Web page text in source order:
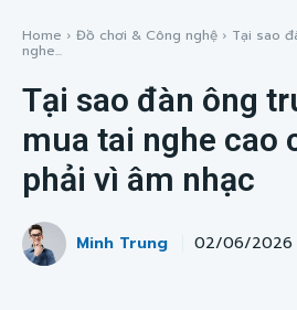
Home Đồ chơi & Công nghệ Tại sao
nghe...
Tại sao đàn ông
mua tai nghe cao
phải vì âm nhạc
Minh Trung 02/06/2026